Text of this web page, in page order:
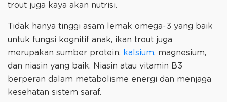
trout juga kaya akan nutrisi.
Tidak hanya tinggi asam lemak omega-3 yang baik
untuk fungsi kognitif anak, ikan trout juga
merupakan sumber protein, kalsium, magnesium,
dan niasin yang baik. Niasin atau vitamin B3
berperan dalam metabolisme energi dan menjaga
kesehatan sistem saraf.